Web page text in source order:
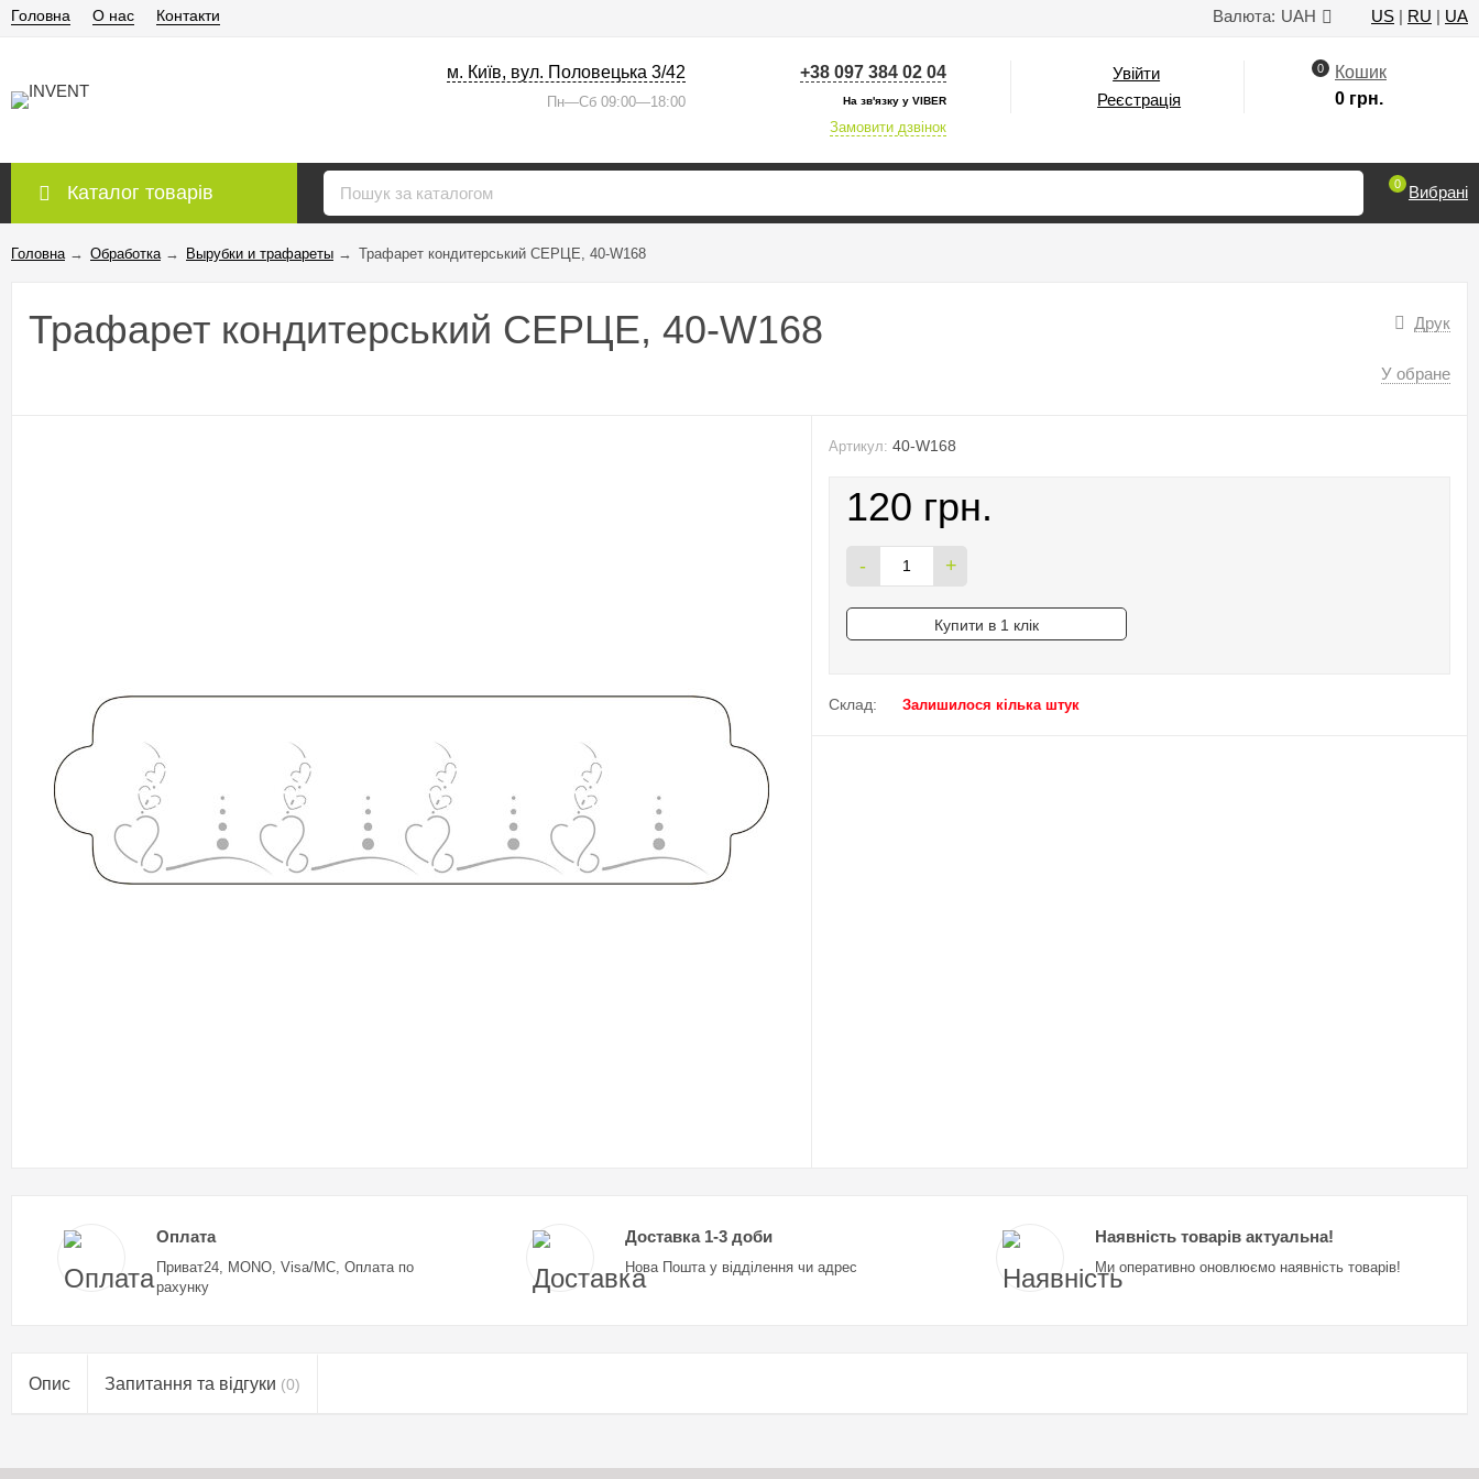
Валюта: UAH US | RU | UA
Головна О нас Контакти
м. Київ, вул. Половецька 3/42
Пн—Сб 09:00—18:00
+38 097 384 02 04
На зв'язку у VIBER
Замовити дзвінок
Увійти
Реєстрація
0
Кошик
0 грн.
Каталог товарів 0 Вибрані
Головна → Обработка→ Вырубки и трафареты → Трафарет кондитерський СЕРЦЕ, 40-W168
Друк
Трафарет кондитерський СЕРЦЕ, 40-W168
У обране
Артикул: 40-W168
120 грн.
- +
Купити в 1 клік
Склад: Залишилося кілька штук
Оплата
Приват24, MONO, Visa/MC, Оплата по
рахунку
Доставка 1-3 доби
Нова Пошта у відділення чи адрес
Наявність товарів актуальна!
Ми оперативно оновлюємо наявність товарів!
Опис Запитання та відгуки (0)